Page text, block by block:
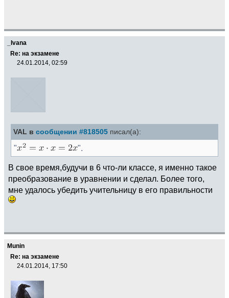
_Ivana
Re: на экзамене
24.01.2014, 02:59
VAL в сообщении #818505 писал(а):
" ".
В свое время,будучи в 6 что-ли классе, я именно такое
преобразование в уравнении и сделал. Более того,
мне удалось убедить учительницу в его правильности
Munin
Re: на экзамене
24.01.2014, 17:50